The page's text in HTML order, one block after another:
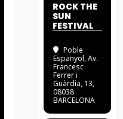
ROCK THE
SUN
FESTIVAL
Poble
Espanyol, Av.
Francesc
Ferrer i
Guàrdia, 13,
08038
BARCELONA